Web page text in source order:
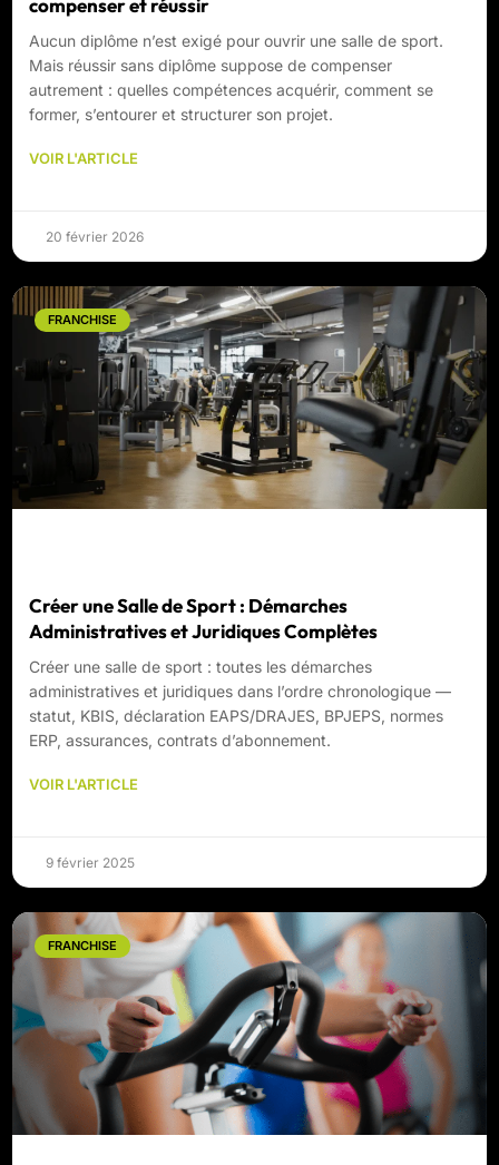
compenser et réussir
Aucun diplôme n’est exigé pour ouvrir une salle de sport.
Mais réussir sans diplôme suppose de compenser
autrement : quelles compétences acquérir, comment se
former, s’entourer et structurer son projet.
VOIR L'ARTICLE
20 février 2026
FRANCHISE
Créer une Salle de Sport : Démarches
Administratives et Juridiques Complètes
Créer une salle de sport : toutes les démarches
administratives et juridiques dans l’ordre chronologique —
statut, KBIS, déclaration EAPS/DRAJES, BPJEPS, normes
ERP, assurances, contrats d’abonnement.
VOIR L'ARTICLE
9 février 2025
FRANCHISE